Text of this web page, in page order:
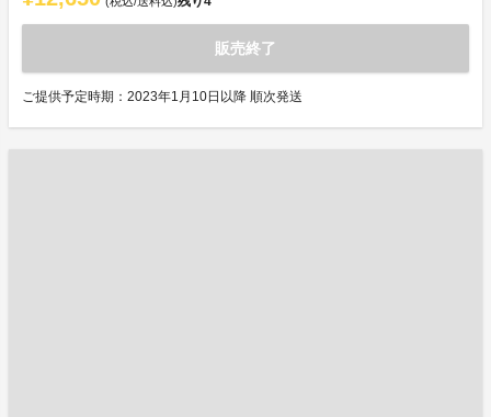
販売終了
ご提供予定時期：2023年1月10日以降 順次発送